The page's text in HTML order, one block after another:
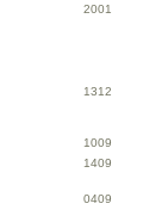
2001
1312
1009
1409
0409